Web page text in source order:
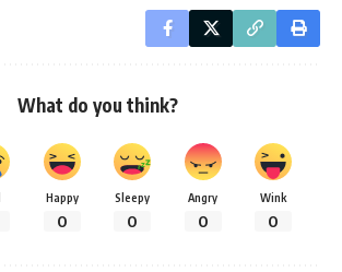
What do you think?
Happy
0
Sleepy
0
Angry
0
Wink
0